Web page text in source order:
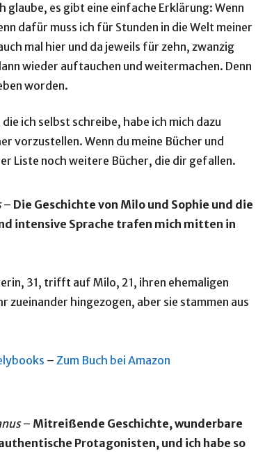
es gibt eine einfache Erklärung: Wenn
dafür muss ich für Stunden in die Welt meiner
mal hier und da jeweils für zehn, zwanzig
wieder auftauchen und weitermachen. Denn
worden.
ich selbst schreibe, habe ich mich dazu
vorzustellen. Wenn du meine Bücher und
Liste noch weitere Bücher, die dir gefallen.
– Die Geschichte von Milo und Sophie und die
intensive Sprache trafen mich mitten in
31, trifft auf Milo, 21, ihren ehemaligen
zueinander hingezogen, aber sie stammen aus
– Zum Buch bei Amazon
– Mitreißende Geschichte, wunderbare
Protagonisten, und ich habe so